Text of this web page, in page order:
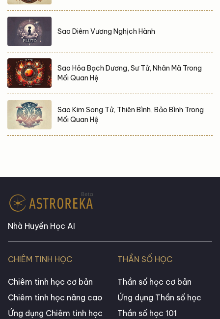
Sao Diêm Vương Nghịch Hành
Sao Hỏa Bạch Dương, Sư Tử, Nhân Mã Trong
Mối Quan Hệ
Sao Kim Song Tử, Thiên Bình, Bảo Bình Trong
Mối Quan Hệ
Nhà Huyền Học AI
CHIÊM TINH HỌC
Chiêm tinh học cơ bản
Chiêm tinh học nâng cao
Ứng dụng Chiêm tinh học
THẦN SỐ HỌC
Thần số học cơ bản
Ứng dụng Thần số học
Thần số học 101